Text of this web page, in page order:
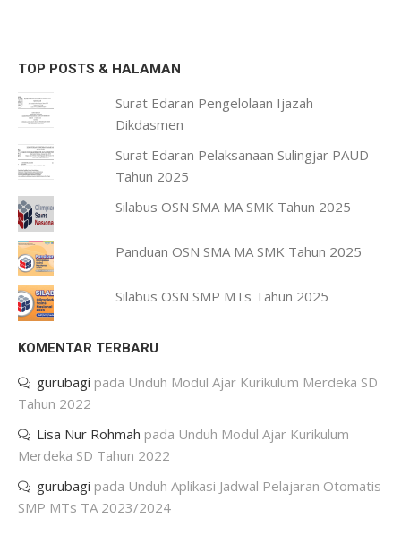
TOP POSTS & HALAMAN
Surat Edaran Pengelolaan Ijazah
Dikdasmen
Surat Edaran Pelaksanaan Sulingjar PAUD
Tahun 2025
Silabus OSN SMA MA SMK Tahun 2025
Panduan OSN SMA MA SMK Tahun 2025
Silabus OSN SMP MTs Tahun 2025
KOMENTAR TERBARU
gurubagi pada Unduh Modul Ajar Kurikulum Merdeka SD
Tahun 2022
Lisa Nur Rohmah pada Unduh Modul Ajar Kurikulum
Merdeka SD Tahun 2022
gurubagi pada Unduh Aplikasi Jadwal Pelajaran Otomatis
SMP MTs TA 2023/2024